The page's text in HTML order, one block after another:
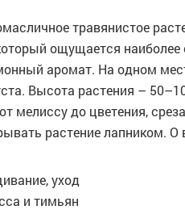
травянистое
ощущается наиболее
аромат. На одном
Высота растения –
мелиссу до цветения,
растение лапником.
уход
и тимьян